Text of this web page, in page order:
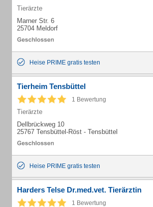
Tierärzte
Marner Str. 6
25704 Meldorf
Heise PRIME gratis testen
Tierheim Tensbüttel
1 Bewertung
Tierärzte
Dellbrückweg 10
25767 Tensbüttel-Röst - Tensbüttel
Heise PRIME gratis testen
Harders Telse Dr.med.vet. Tierärztin
1 Bewertung